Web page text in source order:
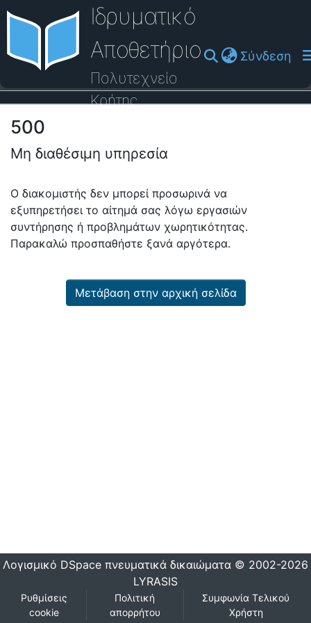
Ιδρυματικό
Αποθετήριο
Πολυτεχνείο
Κρήτης
Σύνδεση
Οδηγός Βοήθειας
500
Μη διαθέσιμη υπηρεσία
Ο διακομιστής δεν μπορεί προσωρινά να
εξυπηρετήσει το αίτημά σας λόγω εργασιών
συντήρησης ή προβλημάτων χωρητικότητας.
Παρακαλώ προσπαθήστε ξανά αργότερα.
Μετάβαση στην αρχική σελίδα
Λογισμικό DSpace πνευματικά δικαιώματα © 2002-2026
LYRASIS
Ρυθμίσεις
cookie
Πολιτική
απορρήτου
Συμφωνία Τελικού
Χρήστη